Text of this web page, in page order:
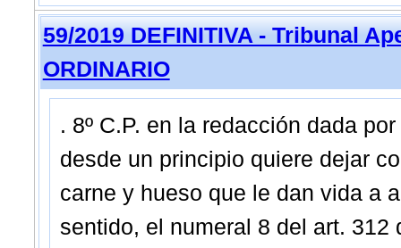
59/2019 DEFINITIVA - Tribunal
ORDINARIO
. 8º C.P. en la redacción dada
desde un principio quiere dejar
carne y hueso que le dan vida a
sentido, el numeral 8 del art. 312